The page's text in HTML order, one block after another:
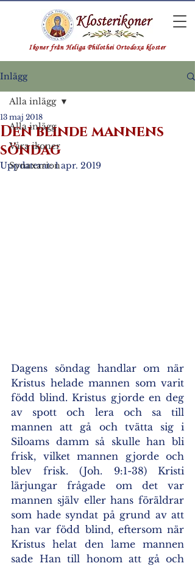
Ikoner från Heliga Philothei Ortodoxa kloster
Inlägg
Alla inlägg
Våra ikoner
Synaxarion
Alla inlägg
Den blinde mannens
söndag
13 maj 2018
Uppdaterat:1 apr. 2019
Dagens söndag handlar om när
Kristus helade mannen som varit
född blind. Kristus gjorde en deg
av spott och lera och sa till
mannen att gå och tvätta sig i
Siloams damm så skulle han bli
frisk, vilket mannen gjorde och
blev frisk. (Joh. 9:1-38) Kristi
lärjungar frågade om det var
mannen själv eller hans föräldrar
som hade syndat på grund av att
han var född blind, eftersom när
Kristus helat den lame mannen
sade Han till honom att gå och